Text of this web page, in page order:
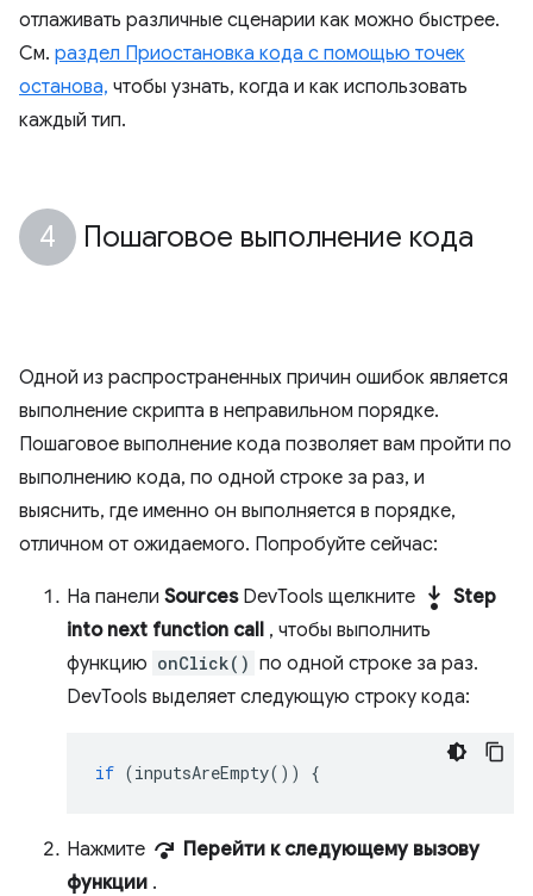
отлаживать различные сценарии как можно быстрее.
См. раздел Приостановка кода с помощью точек
останова, чтобы узнать, когда и как использовать
каждый тип.
Пошаговое выполнение кода
Одной из распространенных причин ошибок является
выполнение скрипта в неправильном порядке.
Пошаговое выполнение кода позволяет вам пройти по
выполнению кода, по одной строке за раз, и
выяснить, где именно он выполняется в порядке,
отличном от ожидаемого. Попробуйте сейчас:
На панели SourcesDevTools щелкните step_into Step
into next function call , чтобы выполнить
функцию onClick() по одной строке за раз.
DevTools выделяет следующую строку кода:
if (inputsAreEmpty()) {
Нажмите step_over Перейти к следующему вызову
функции .